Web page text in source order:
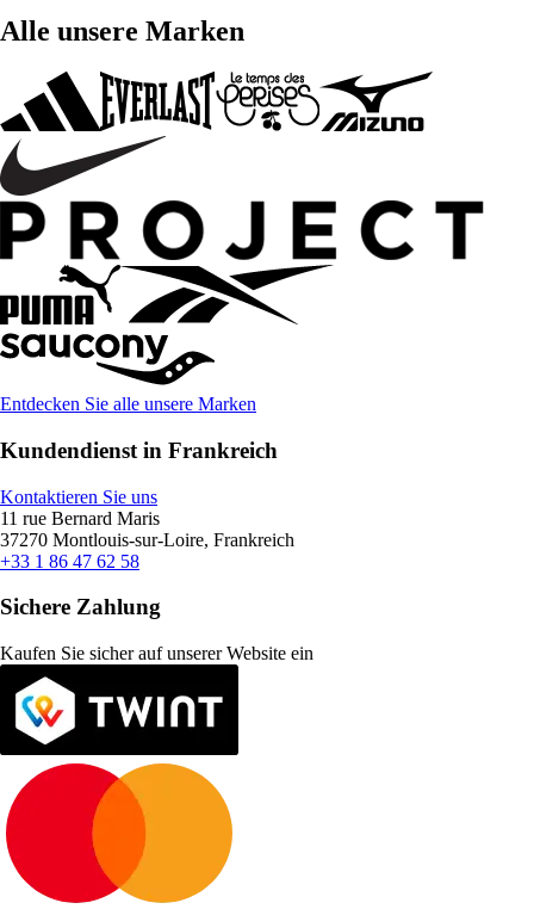
Alle unsere Marken
Entdecken Sie alle unsere Marken
Kundendienst in Frankreich
Kontaktieren Sie uns
11 rue Bernard Maris
37270 Montlouis-sur-Loire, Frankreich
+33 1 86 47 62 58
Sichere Zahlung
Kaufen Sie sicher auf unserer Website ein